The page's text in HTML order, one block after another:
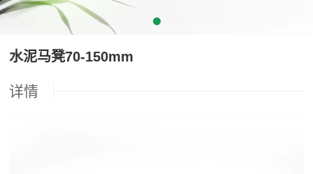
水泥马凳70-150mm
详情